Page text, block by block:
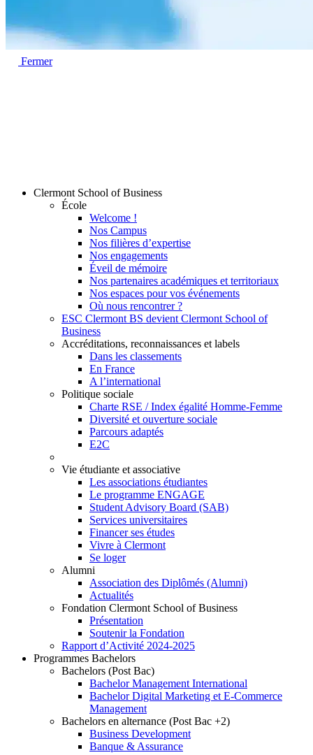
Fermer
Clermont School of Business
École
Welcome !
Nos Campus
Nos filières d’expertise
Nos engagements
Éveil de mémoire
Nos partenaires académiques et territoriaux
Nos espaces pour vos événements
Où nous rencontrer ?
ESC Clermont BS devient Clermont School of
Business
Accréditations, reconnaissances et labels
Dans les classements
En France
A l’international
Politique sociale
Charte RSE / Index égalité Homme-Femme
Diversité et ouverture sociale
Parcours adaptés
E2C
Vie étudiante et associative
Les associations étudiantes
Le programme ENGAGE
Student Advisory Board (SAB)
Services universitaires
Financer ses études
Vivre à Clermont
Se loger
Alumni
Association des Diplômés (Alumni)
Actualités
Fondation Clermont School of Business
Présentation
Soutenir la Fondation
Rapport d’Activité 2024-2025
Programmes Bachelors
Bachelors (Post Bac)
Bachelor Management International
Bachelor Digital Marketing et E-Commerce
Management
Bachelors en alternance (Post Bac +2)
Business Development
Banque & Assurance